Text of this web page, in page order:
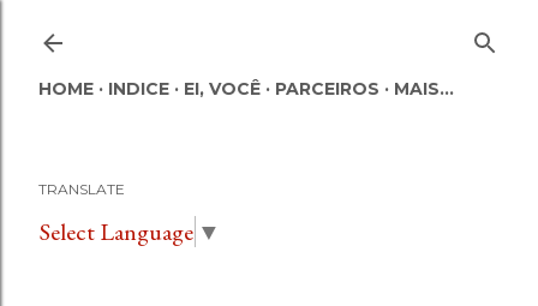
HOME INDICE EI, VOCÊ PARCEIROS MAIS…
TRANSLATE
Select Language ▼